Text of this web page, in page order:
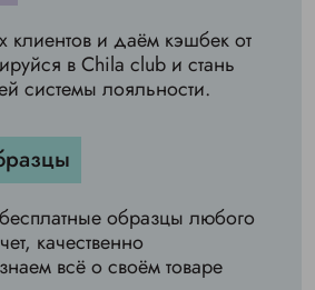
и даём кэшбек от
в Chila club и стань
системы лояльности.
образцы любого
качественно
всё о своём товаре